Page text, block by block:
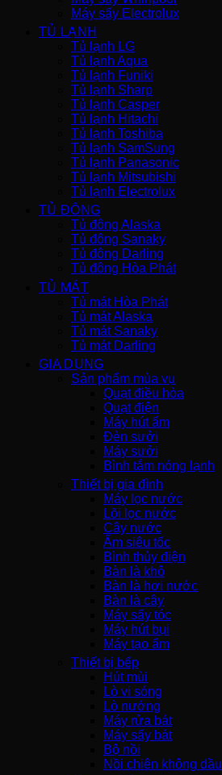
Máy sấy Electrolux
TỦ LẠNH
Tủ lạnh LG
Tủ lạnh Aqua
Tủ lạnh Funiki
Tủ lạnh Sharp
Tủ lạnh Casper
Tủ lạnh Hitachi
Tủ lạnh Toshiba
Tủ lạnh SamSung
Tủ lạnh Panasonic
Tủ lạnh Mitsubishi
Tủ lạnh Electrolux
TỦ ĐÔNG
Tủ đông Alaska
Tủ đông Sanaky
Tủ đông Darling
Tủ đông Hòa Phát
TỦ MÁT
Tủ mát Hòa Phát
Tủ mát Alaska
Tủ mát Sanaky
Tủ mát Darling
GIA DỤNG
Sản phẩm mùa vụ
Quạt điều hòa
Quạt điện
Máy hút ẩm
Đèn sưởi
Máy sưởi
Bình tắm nóng lạnh
Thiết bị gia đình
Máy lọc nước
Lõi lọc nước
Cây nước
Ấm siêu tốc
Bình thủy điện
Bàn là khô
Bàn là hơi nước
Bàn là cây
Máy sấy tóc
Máy hút bụi
Máy tạo ẩm
Thiết bị bếp
Hút mùi
Lò vi sóng
Lò nướng
Máy rửa bát
Máy sấy bát
Bộ nồi
Nồi chiên không dầu